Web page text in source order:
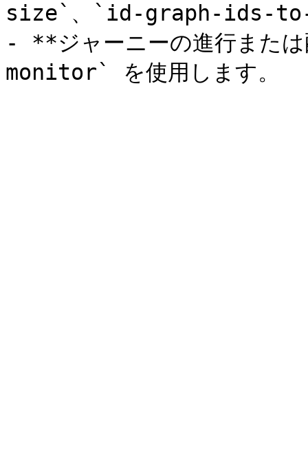
size`、`id-graph-ids-to-
- **ジャーニーの進行ま
monitor` を使用します。